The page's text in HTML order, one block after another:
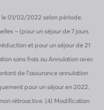
01/02/2022 selon période.
– (pour un séjour de 7 jours
et pour un séjour de 21
sans frais ou Annulation avec
de l’assurance annulation
pour un séjour en 2022.
rétroactive. (4) Modification